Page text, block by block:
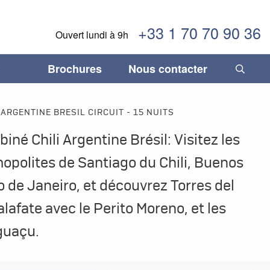
Ouvert lundi à 9h +33 1 70 70 90 36
Paraguay
Pérou
Salvador
Uruguay
Venezuela
Paraguay
Pérou
Salvador
Uruguay
Venezuela
Séjours gastronomiques
Tourisme durable
Trains légendaires
Vacances en famille
Voyages de luxe
Fléxibilité, sécurité & confiance
Comment réserver son voyage
Termes & Conditions
Brochures Nous contacter
BRESIL CIRCUIT - 15 NUITS
Chili Argentine Brésil: Visitez les
de Santiago du Chili, Buenos
de Janeiro, et découvrez Torres del
avec le Perito Moreno, et les